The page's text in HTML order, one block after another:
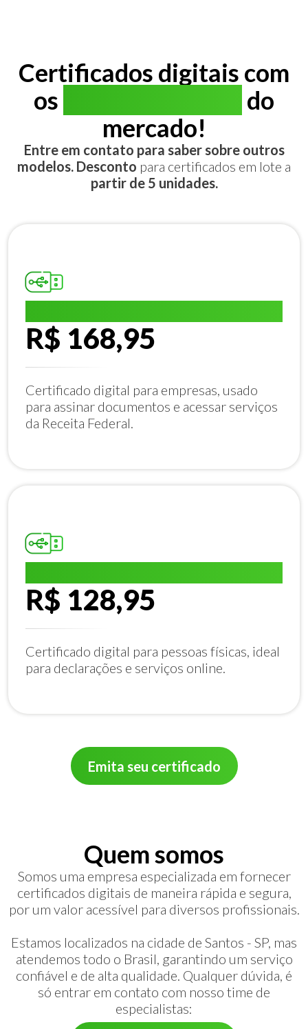
Certificados digitais com
os
do
mercado!
Entre em contato para saber sobre outros
modelos. Desconto para certificados em lote a
partir de 5 unidades.
R$ 168,95
Certificado digital para empresas, usado
para assinar documentos e acessar serviços
da Receita Federal.
R$ 128,95
Certificado digital para pessoas físicas, ideal
para declarações e serviços online.
Emita seu certificado
Quem somos
Somos uma empresa especializada em fornecer
certificados digitais de maneira rápida e segura,
por um valor acessível para diversos profissionais.
Estamos localizados na cidade de Santos - SP, mas
atendemos todo o Brasil, garantindo um serviço
confiável e de alta qualidade. Qualquer dúvida, é
só entrar em contato com nosso time de
especialistas: